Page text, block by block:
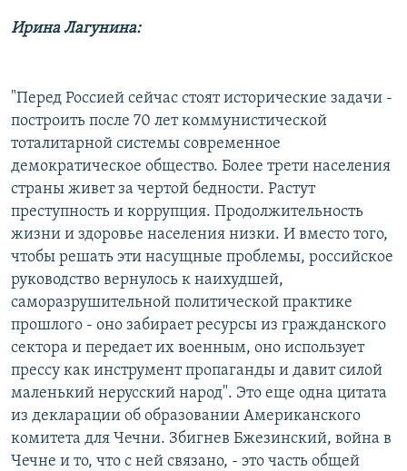
Ирина Лагунина:
"Перед Россией сейчас стоят исторические задачи -
построить после 70 лет коммунистической
тоталитарной системы современное
демократическое общество. Более трети населения
страны живет за чертой бедности. Растут
преступность и коррупция. Продолжительность
жизни и здоровье населения низки. И вместо того,
чтобы решать эти насущные проблемы, российское
руководство вернулось к наихудшей,
саморазрушительной политической практике
прошлого - оно забирает ресурсы из гражданского
сектора и передает их военным, оно использует
прессу как инструмент пропаганды и давит силой
маленький нерусский народ". Это еще одна цитата
из декларации об образовании Американского
комитета для Чечни. Збигнев Бжезинский, война в
Чечне и то, что с ней связано, - это часть общей